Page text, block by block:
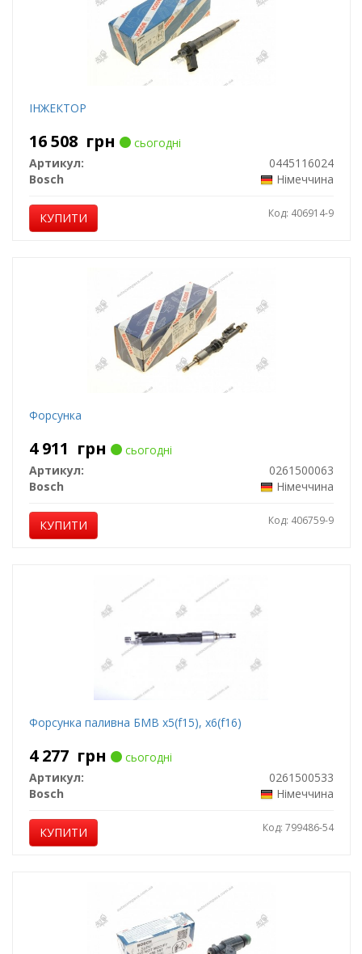
ІНЖЕКТОР
16 508 грн
сьогодні
Артикул:
0445116024
Bosch
Німеччина
КУПИТИ Код: 406914-9
Форсунка
4 911 грн
сьогодні
Артикул:
0261500063
Bosch
Німеччина
КУПИТИ Код: 406759-9
Форсунка паливна БМВ x5(f15), x6(f16)
4 277 грн
сьогодні
Артикул:
0261500533
Bosch
Німеччина
КУПИТИ Код: 799486-54